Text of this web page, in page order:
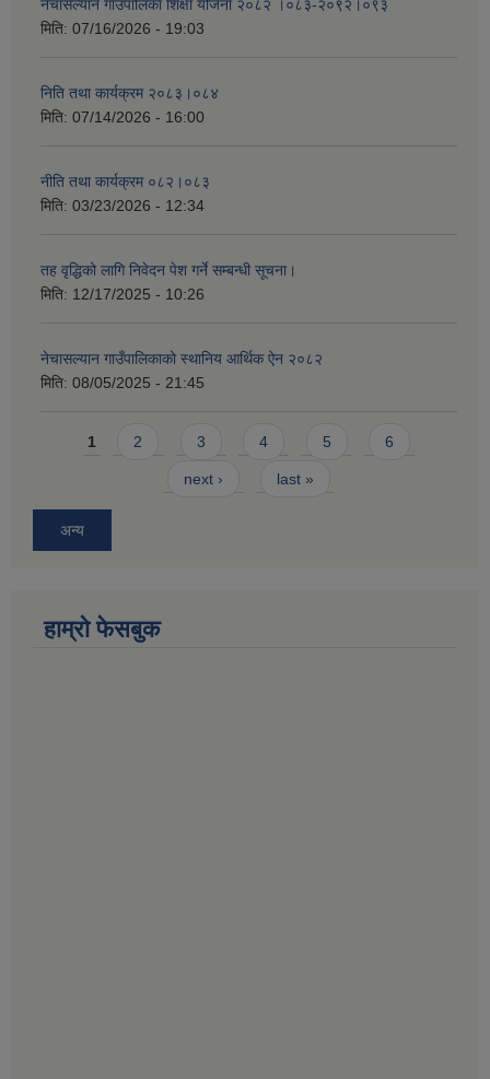
नेचासल्यान गाउँपालिका शिक्षा योजना २०८२ ।०८३-२०९२।०९३
मिति: 07/16/2026 - 19:03
निति तथा कार्यक्रम २०८३।०८४
मिति: 07/14/2026 - 16:00
नीति तथा कार्यक्रम ०८२।०८३
मिति: 03/23/2026 - 12:34
तह वृद्धिको लागि निवेदन पेश गर्ने सम्बन्धी सूचना।
मिति: 12/17/2025 - 10:26
नेचासल्यान गाउँपालिकाको स्थानिय आर्थिक ऐन २०८२
मिति: 08/05/2025 - 21:45
Pages
1 2 3 4 5 6
next › last »
अन्य
हाम्राे फेसबुक